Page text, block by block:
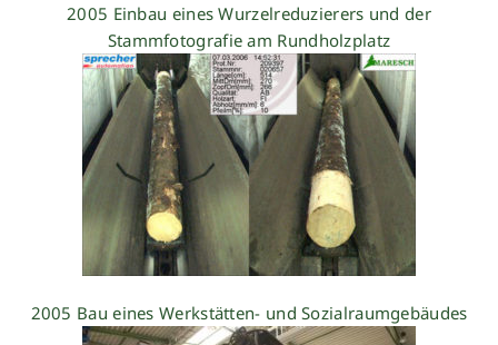
2005 Einbau eines Wurzelreduzierers und der
Stammfotografie am Rundholzplatz
2005 Bau eines Werkstätten- und Sozialraumgebäudes